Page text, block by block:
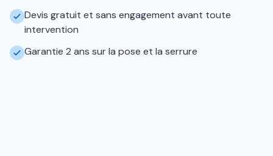
Devis gratuit et sans engagement avant toute
intervention
Garantie 2 ans sur la pose et la serrure